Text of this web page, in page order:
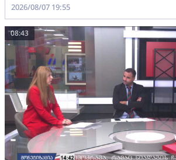
2026/08/07 19:55
08:43